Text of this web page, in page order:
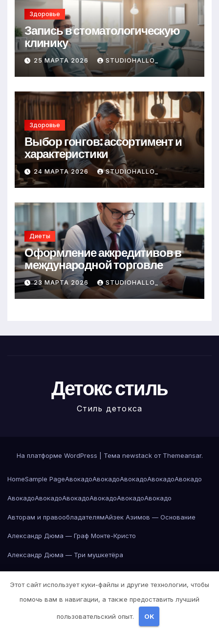
Здоровье
Запись в стоматологическую
клинику
25 МАРТА 2026 STUDIOHALLO_
Здоровье
Выбор гонгов: ассортимент и
характеристики
24 МАРТА 2026 STUDIOHALLO_
Диеты
Оформление аккредитивов в
международной торговле
23 МАРТА 2026 STUDIOHALLO_
Детокс стиль
Стиль детокса
На платформе WordPress Тема newstack от Themeansar.
HomeSample PageАвокадоАвокадоАвокадоАвокадоАвокадо
АвокадоАвокадоАвокадоАвокадоАвокадоАвокадо
Авторам и правообладателямАйзек Азимов — Основание
Александр Дюма — Граф Монте-Кристо
Александр Дюма — Три мушкетёра
Александр Пушкин — Евгений Онегин
Этот сайт использует куки-файлы и другие технологии, чтобы
помочь вам в навигации, а также предоставить лучший
пользовательский опыт. OK